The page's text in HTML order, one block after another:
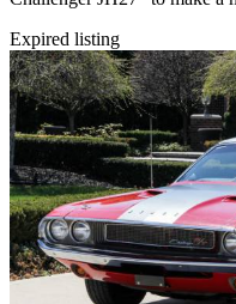
Expired listing